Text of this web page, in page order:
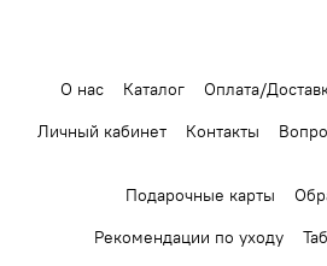
О нас Каталог Оплата/
Личный кабинет
Контакты
Подарочные карты
Рекомендации по уходу